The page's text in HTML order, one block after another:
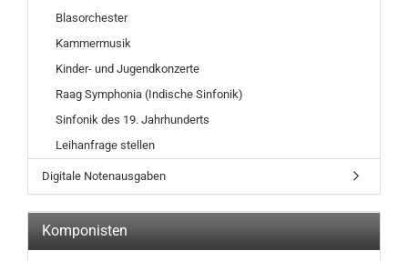
Blasorchester
Kammermusik
Kinder- und Jugendkonzerte
Raag Symphonia (Indische Sinfonik)
Sinfonik des 19. Jahrhunderts
Leihanfrage stellen
Digitale Notenausgaben
Komponisten